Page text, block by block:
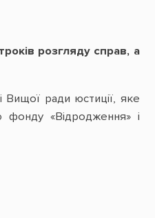
розгляду справ, а
Вищої ради юстиції, яке
фонду «Відродження» і